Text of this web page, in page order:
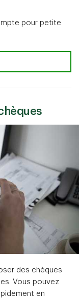
pour petite
de compte
des chèques
Vous pouvez
en